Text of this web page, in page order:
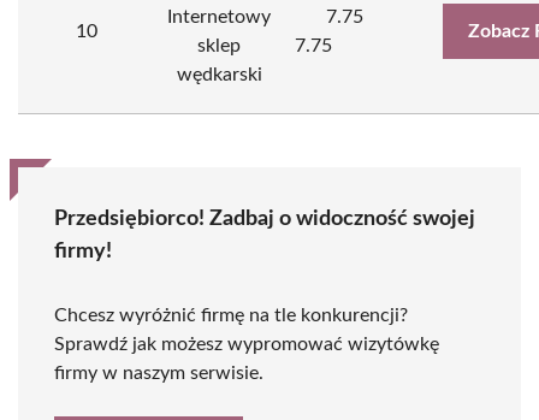
10
Internetowy
sklep
wędkarski
7.75
7.75
Zobacz
Przedsiębiorco! Zadbaj o widoczność swojej
firmy!
Chcesz wyróżnić firmę na tle konkurencji?
Sprawdź jak możesz wypromować wizytówkę
firmy w naszym serwisie.